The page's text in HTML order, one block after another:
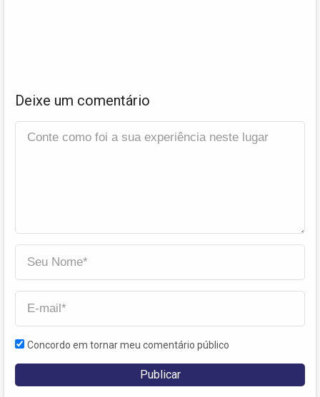
Deixe um comentário
Concordo em tornar meu comentário público